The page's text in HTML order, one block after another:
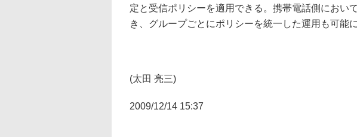
定と受信ポリシーを適用できる。携帯電話側におい
き、グループごとにポリシーを統一した運用も可能
(太田 亮三)
2009/12/14 15:37